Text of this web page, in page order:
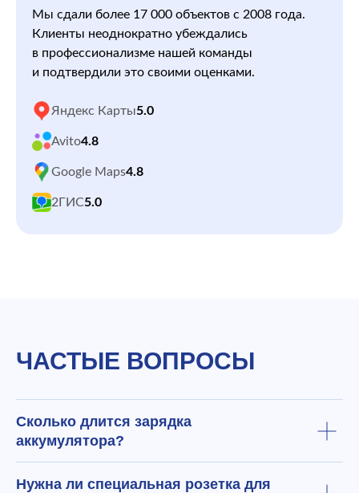
Мы сдали более 17 000 объектов с 2008 года.
Клиенты неоднократно убеждались
в профессионализме нашей команды
и подтвердили это своими оценками.
Яндекс Карты5.0
Avito4.8
Google Maps4.8
2ГИС5.0
ЧАСТЫЕ ВОПРОСЫ
Сколько длится зарядка
аккумулятора?
Нужна ли специальная розетка для